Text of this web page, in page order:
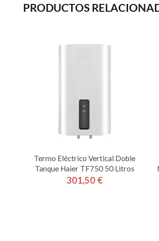
PRODUCTOS
Termo Eléctrico Vertical Doble
Tanque Haier TF750 50 Litros
Precio
301,50 €